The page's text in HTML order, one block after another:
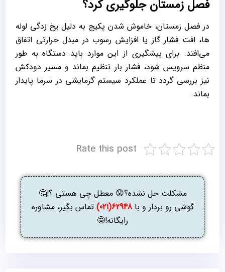
فصل زمستان جلوگیری کرد؟
در فصل زمستان، خاموش شدن پکیج به دلیل یخ ‌زدگی لوله‌
ها، افت فشار گاز یا افزایش رسوب در مبدل حرارتی اتفاق
می‌افتد. برای پیشگیری از این موارد باید دستگاه به طور
منظم سرویس شود، فشار بار تنظیم بماند و مسیر دودکش
نیز بررسی گردد تا عملکرد سیستم گرمایشی در سرما پایدار
بماند.
Rate this post
مشکلت حل نشده؟😟 معطل چی هستی ؟!🤔
گوشی رو بردار و با62948(021)
تماس بگیر، مشاوره
رایگانه!🤩